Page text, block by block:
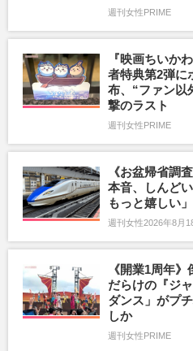
週刊女性PRIME
『映画ちいか
者特典第2弾に
布、“ファン以
撃のラスト
週刊女性PRIME
《お盆帰省調
本音、しんど
もっと嬉しい
週刊女性2026年8月
《開業1周年
だらけの『ジ
ダンス」がプ
しか
週刊女性PRIME